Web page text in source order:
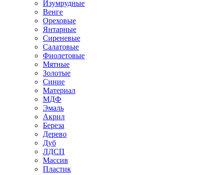
Изумрудные
Венге
Ореховые
Янтарные
Сиреневые
Салатовые
Фиолетовые
Мятные
Золотые
Синие
Материал
МДФ
Эмаль
Акрил
Береза
Дерево
Дуб
ЛДСП
Массив
Пластик